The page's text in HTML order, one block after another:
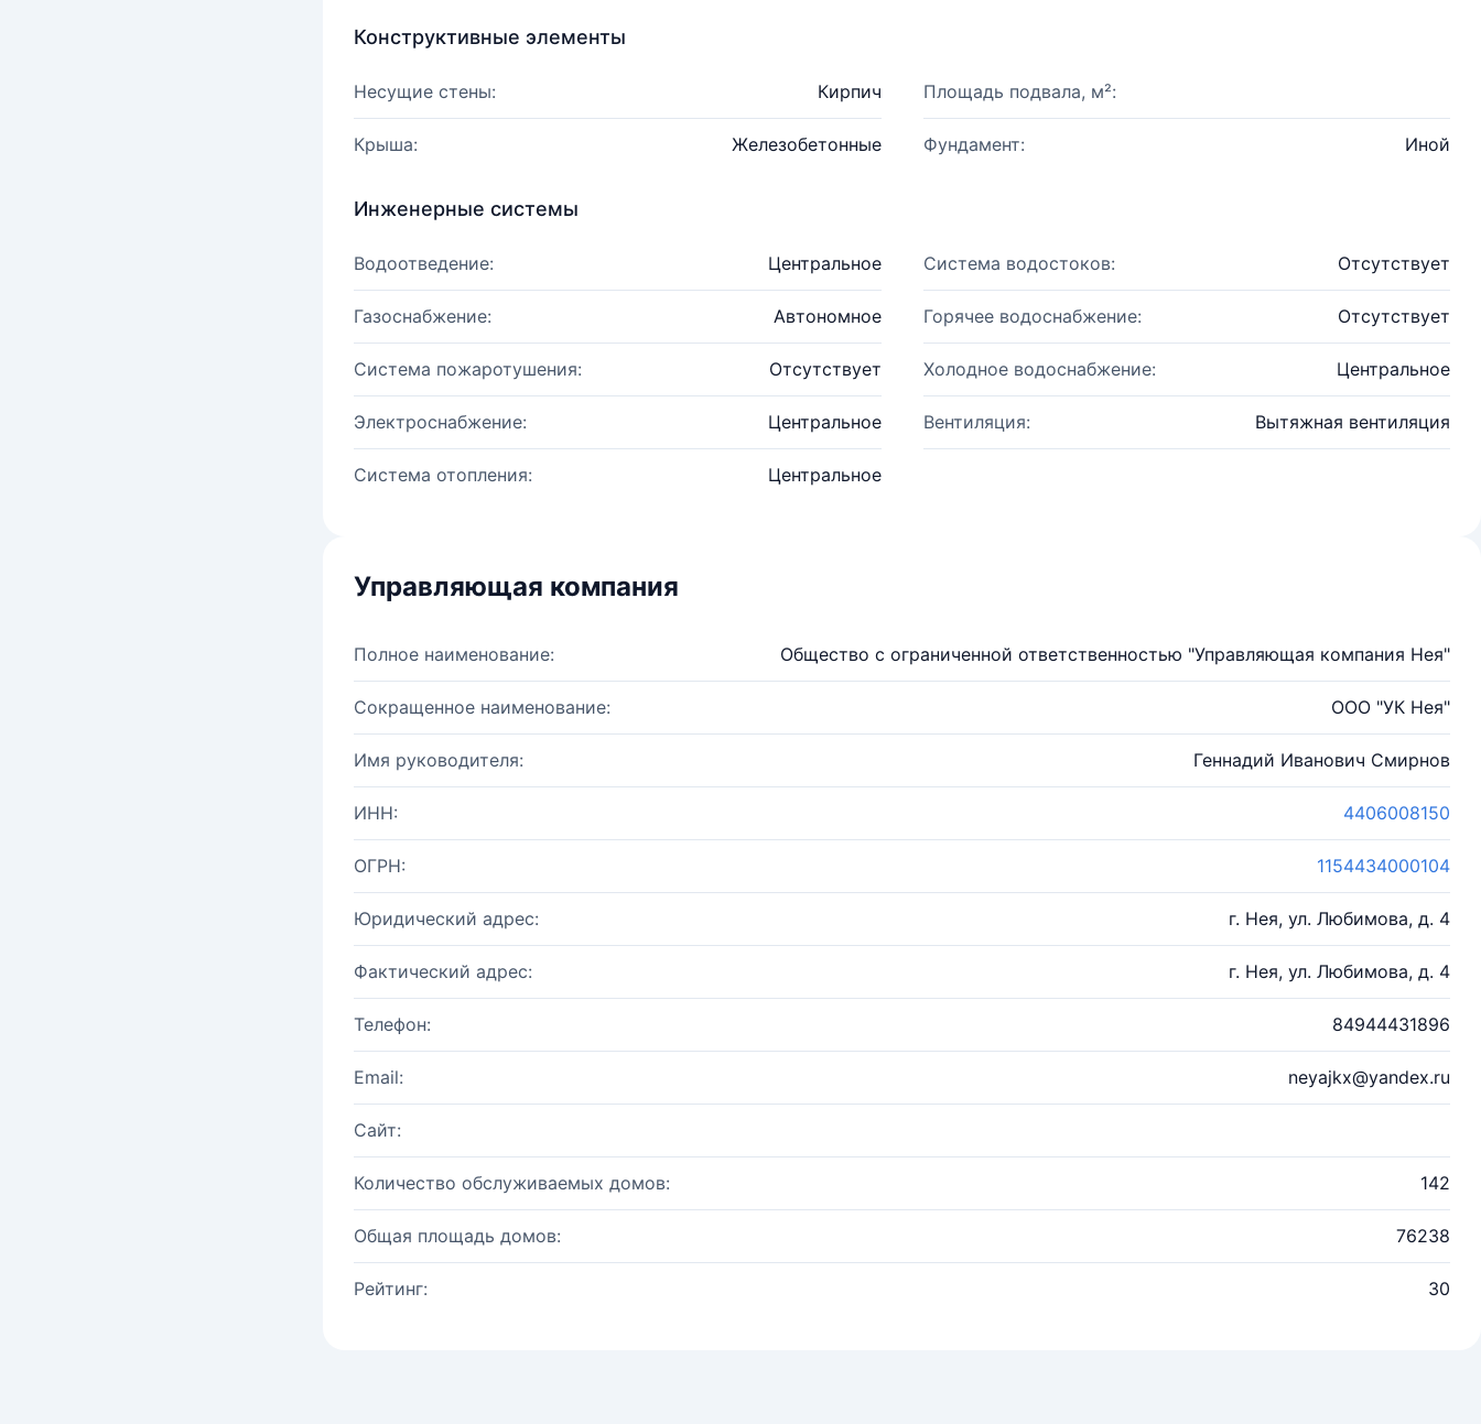
Конструктивные элементы
Несущие стены: Кирпич Площадь подвала, м²:
Крыша: Железобетонные Фундамент: Иной
Инженерные системы
Водоотведение: Центральное Система водостоков: Отсутствует
Газоснабжение: Автономное Горячее водоснабжение: Отсутствует
Система пожаротушения: Отсутствует Холодное водоснабжение: Центральное
Электроснабжение: Центральное Вентиляция: Вытяжная вентиляция
Система отопления: Центральное
Управляющая компания
Полное наименование: Общество с ограниченной ответственностью "Управляющая компания Нея"
Сокращенное наименование: ООО "УК Нея"
Имя руководителя: Геннадий Иванович Смирнов
ИНН: 4406008150
ОГРН: 1154434000104
Юридический адрес: г. Нея, ул. Любимова, д. 4
Фактический адрес: г. Нея, ул. Любимова, д. 4
Телефон: 84944431896
Email: neyajkx@yandex.ru
Сайт:
Количество обслуживаемых домов: 142
Общая площадь домов: 76238
Рейтинг: 30